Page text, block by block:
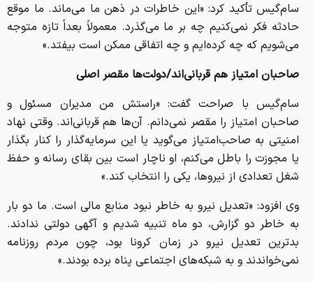
سام‌گیس تأکید کرد: «این خاطرات در ذهن ما می‌ماند. ما موقع
حادثه فکر نمی‌کنیم چه بر ما می‌گذرد. معمولاً بعداً تازه متوجه
می‌شویم که چه کرده‌ایم و چه اتفاقی ممکن است بیفتد.»
صاحبان امتیاز هم قربانی‌اند/دولت‌ها مقصر اصلی
سام‌گیس با صراحت گفت: «راستش من مدیران مسئول و
صاحبان امتیاز را مقصر نمی‌دانم. آن‌ها هم قربانی‌اند. وقتی نهاد
امنیتی به صاحب‌امتیاز می‌گوید یا این سرمایه‌گذار را کنار بگذار
یا مجوزت را باطل می‌کنم، او ناچار است بین بقای رسانه و حفظ
شغل تعدادی از نیروها، یکی را انتخاب کند.»
وی افزود: «تعدیل نیرو به خاطر نبود منابع مالی است. ما دو بار
به خاطر دو گزارش، دو ماه تنبیه شدیم و آگهی دولتی ندادند.
بدترین تعدیل نیرو در زمان کرونا بود، چون مردم روزنامه
نمی‌خواندند و به شبکه‌های اجتماعی پناه برده بودند.»